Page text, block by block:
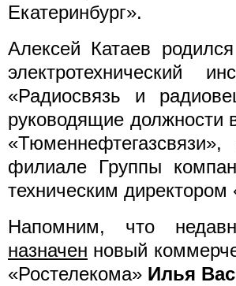
Екатеринбург».
Алексей Катаев
электротехнический
«Радиосвязь и
руководящие
филиале Группы
техническим директором
Напомним, что
назначен новый
«Ростелекома» Илья